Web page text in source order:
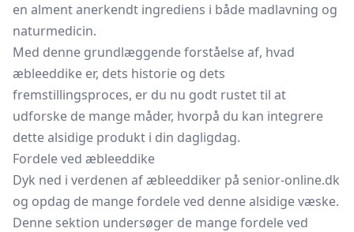
en alment anerkendt ingrediens i både madlavning og
naturmedicin.
Med denne grundlæggende forståelse af, hvad
æbleeddike er, dets historie og dets
fremstillingsproces, er du nu godt rustet til at
udforske de mange måder, hvorpå du kan integrere
dette alsidige produkt i din dagligdag.
Fordele ved æbleeddike
Dyk ned i verdenen af æbleeddiker på senior-online.dk
og opdag de mange fordele ved denne alsidige væske.
Denne sektion undersøger de mange fordele ved